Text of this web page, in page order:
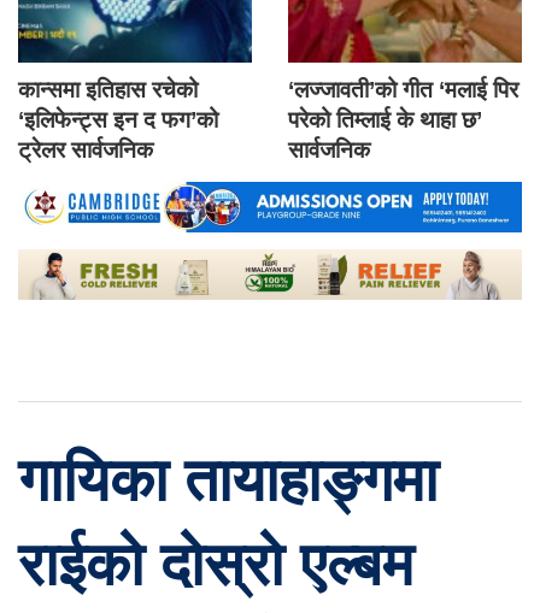
कान्समा इतिहास रचेको
‘इलिफेन्ट्स इन द फग’को
ट्रेलर सार्वजनिक
‘लज्जावती’को गीत ‘मलाई पिर
परेको तिम्लाई के थाहा छ’
सार्वजनिक
गायिका तायाहाङ्गमा
राईको दोस्रो एल्बम